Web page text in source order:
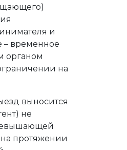
и
– временное
органом
на
выносится
не
протяжении